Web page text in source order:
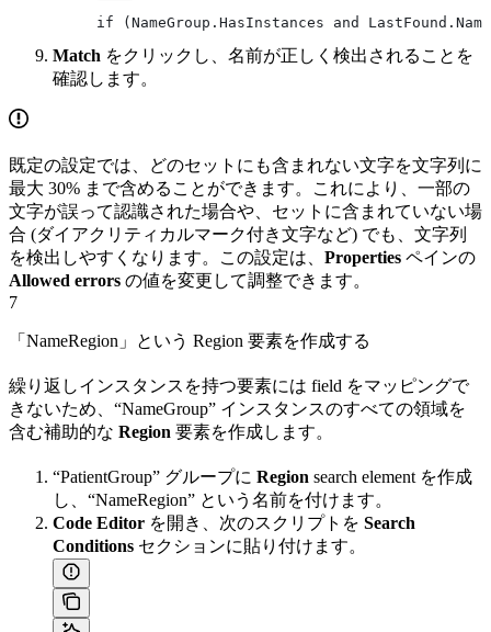
if (NameGroup.HasInstances and
Match をクリックし、名前が正しく検出されることを
確認します。
既定の設定では、どのセットにも含まれない文字を文字列に
最大 30% まで含めることができます。これにより、一部の
文字が誤って認識された場合や、セットに含まれていない場
合 (ダイアクリティカルマーク付き文字など) でも、文字列
を検出しやすくなります。この設定は、 Properties ペインの
Allowed errors の値を変更して調整できます。
7
「NameRegion」という Region 要素を作成する
繰り返しインスタンスを持つ要素には field をマッピングで
きないため、“NameGroup” インスタンスのすべての領域を
含む補助的な Region 要素を作成します。
“PatientGroup” グループに Region search element を作成
し、“NameRegion” という名前を付けます。
Code Editor を開き、次のスクリプトを Search
Conditions セクションに貼り付けます。